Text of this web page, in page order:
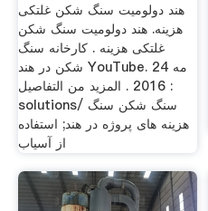
هند دولومیت سنگ شکن غلتکی
هزینه. هند دولومیت سنگ شکن
غلتکی هزینه . کارخانه سنگ
شکن در هند YouTube. 24 مه
2016 . المزيد من التفاصيل :
solutions/ سنگ شکن سنگ
هزینه های پروژه در هند; استفاده
از آسیاب